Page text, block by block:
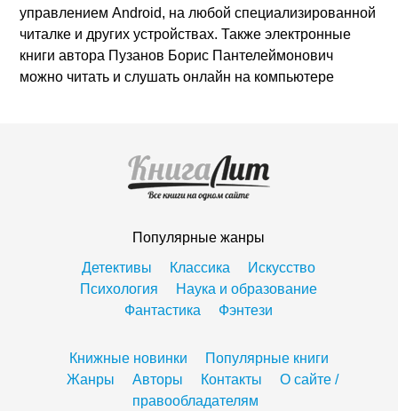
управлением Android, на любой специализированной
читалке и других устройствах. Также электронные
книги автора Пузанов Борис Пантелеймонович
можно читать и слушать онлайн на компьютере
Популярные жанры
Детективы
Классика
Искусство
Психология
Наука и образование
Фантастика
Фэнтези
Книжные новинки
Популярные книги
Жанры
Авторы Контакты
О сайте /
правообладателям